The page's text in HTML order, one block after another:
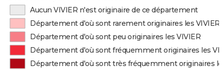
Aucun VIVIER n'est originaire de ce département
Département d'où sont rarement originaires les VIVIER
Département d'où sont peu originaires les VIVIER
Département d'où sont fréquemment originaires les
Département d'où sont très fréquemment originaires